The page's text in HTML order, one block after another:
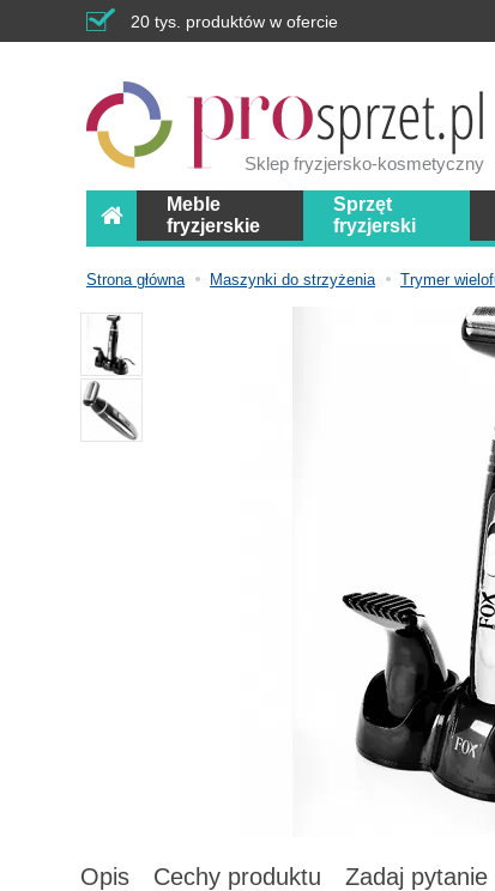
20 tys. produktów w ofercie
Sklep fryzjersko-kosmetyczny
Meble
fryzjerskie
Sprzęt
fryzjerski
Strona główna Maszynki do strzyżenia Trymer
Opis Cechy produktu Zadaj pytanie